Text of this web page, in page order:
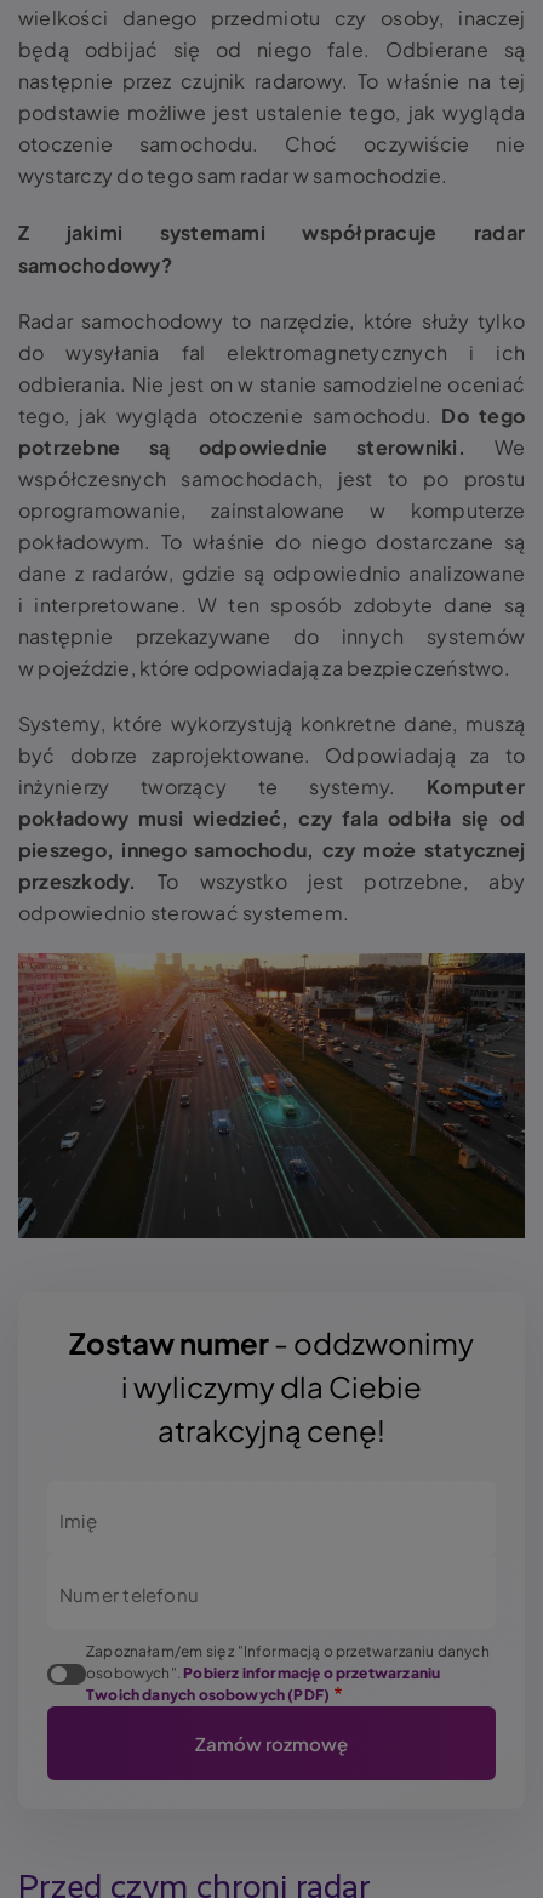
wielkości danego przedmiotu czy osoby, inaczej
będą odbijać się od niego fale. Odbierane są
następnie przez czujnik radarowy. To właśnie na tej
podstawie możliwe jest ustalenie tego, jak wygląda
otoczenie samochodu. Choć oczywiście nie
wystarczy do tego sam radar w samochodzie.
Z jakimi systemami współpracuje radar
samochodowy?
Radar samochodowy to narzędzie, które służy tylko
do wysyłania fal elektromagnetycznych i ich
odbierania. Nie jest on w stanie samodzielne oceniać
tego, jak wygląda otoczenie samochodu. Do tego
potrzebne są odpowiednie sterowniki. We
współczesnych samochodach, jest to po prostu
oprogramowanie, zainstalowane w komputerze
pokładowym. To właśnie do niego dostarczane są
dane z radarów, gdzie są odpowiednio analizowane
i interpretowane. W ten sposób zdobyte dane są
następnie przekazywane do innych systemów
w pojeździe, które odpowiadają za bezpieczeństwo.
Systemy, które wykorzystują konkretne dane, muszą
być dobrze zaprojektowane. Odpowiadają za to
inżynierzy tworzący te systemy.
Komputer
pokładowy musi wiedzieć, czy fala odbiła się od
pieszego, innego samochodu, czy może statycznej
przeszkody.To wszystko jest potrzebne, aby
odpowiednio sterować systemem.
Zostaw numer- oddzwonimy
i wyliczymy dla Ciebie
atrakcyjną cenę!
Imię
Numer telefonu
Zapoznałam/em się z "Informacją o przetwarzaniu danych
osobowych". Pobierz informację o przetwarzaniu
Twoich danych osobowych (PDF)
Przed czym chroni radar